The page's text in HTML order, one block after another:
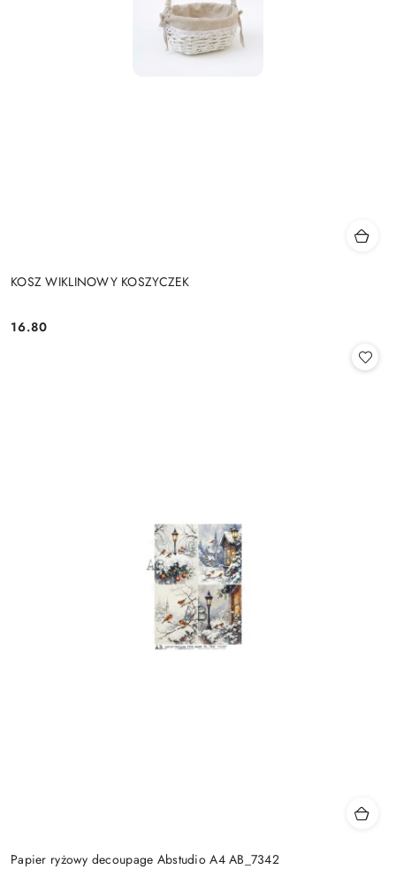
KOSZ WIKLINOWY KOSZYCZEK
Cena:
16.80
Papier ryżowy decoupage Abstudio A4 AB_7342